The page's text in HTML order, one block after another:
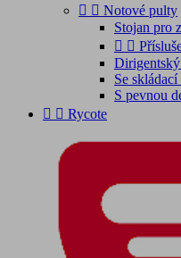
  Notové pulty
Stojan pro
 
Se skládací
S pevnou
  Rycote